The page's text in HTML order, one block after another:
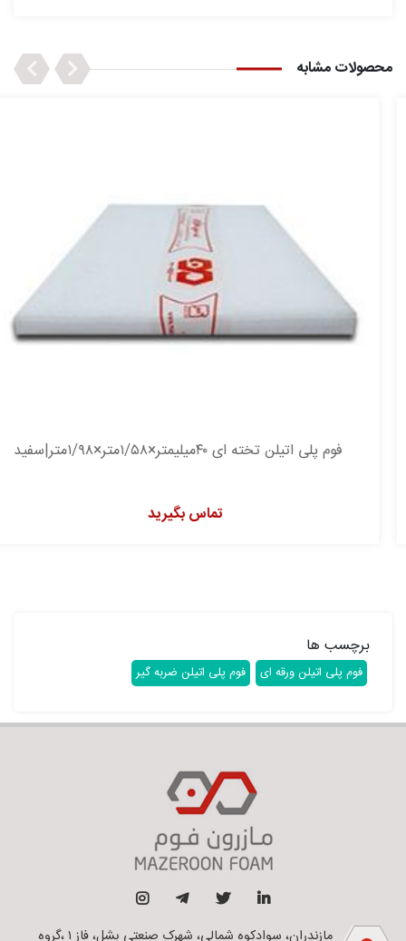
محصولات مشابه Previous
فوم پلی اتیلن تخته ای ۴۰میلیمتر×۱/۵۸متر×۱/۹۸متر|سفید
تماس بگیرید
Next
برچسب ها
فوم پلی اتیلن ورقه ای فوم پلی اتیلن ضربه گیر
مازندران، سوادکوه شمالی، شهرک صنعتی بشل، فاز ۱ ،گروه